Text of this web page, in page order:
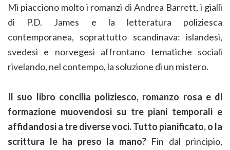
Mi piacciono molto i romanzi di Andrea Barrett, i gialli
di P.D. James e la letteratura poliziesca
contemporanea, soprattutto scandinava: islandesi,
svedesi e norvegesi affrontano tematiche sociali
rivelando, nel contempo, la soluzione di un mistero.
Il suo libro concilia poliziesco, romanzo rosa e di
formazione muovendosi su tre piani temporali e
affidandosi a tre diverse voci. Tutto pianificato, o la
scrittura le ha preso la mano?Fin dal principio,